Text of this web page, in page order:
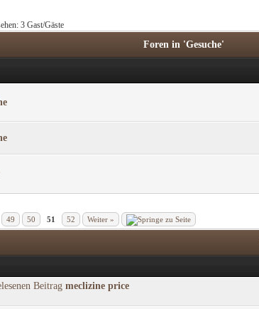
3 Gast/Gäste
Foren in 'Gesuche'
49 50 51 52 Weiter »
meclizine price